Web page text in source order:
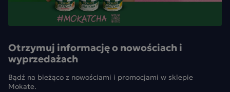
Otrzymuj informację o nowościach i
wyprzedażach
Bądź na bieżąco z nowościami i promocjami w sklepie
Mokate.